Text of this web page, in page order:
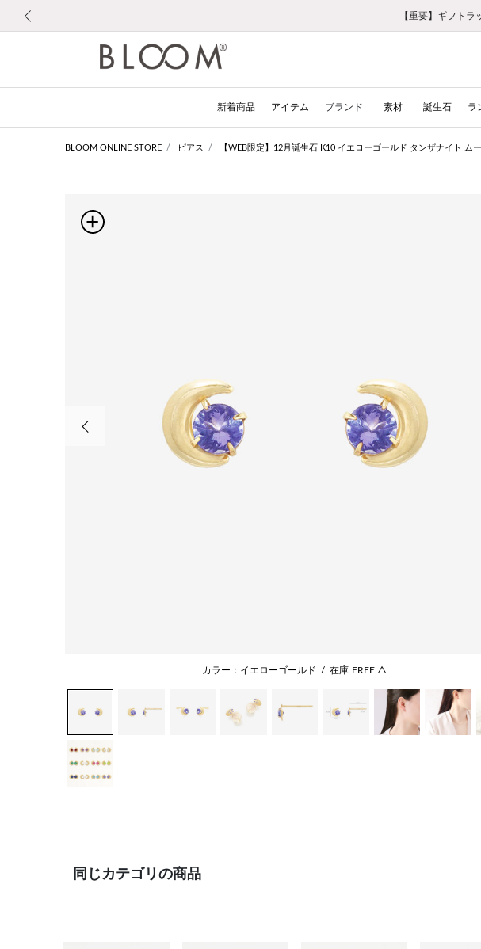
お修
【重要】令和
【重要】ギフト
【重要
税込5,500円
新規会員
LINE友だ
会員限定！
お修
【重要】令和
新着商品 アイテム ブランド 素材 誕生石 ラ
BLOOM ONLINE STORE ピアス 【WEB限定】12月誕生石 K10 イエローゴールド タンザナイト ム
カラー：イエローゴールド / 在庫 FREE:△
同じカテゴリの商品